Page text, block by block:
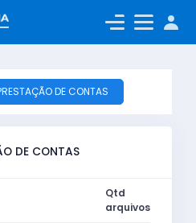
A A-
DE CONTAS
DE CONTAS
Qtd
arquivos